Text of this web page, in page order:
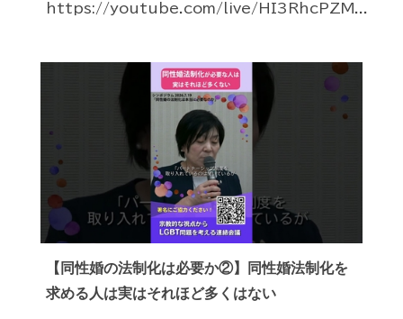
https://youtube.com/live/HI3RhcPZM...
【同性婚の法制化は必要か②】同性婚法制化を
求める人は実はそれほど多くはない